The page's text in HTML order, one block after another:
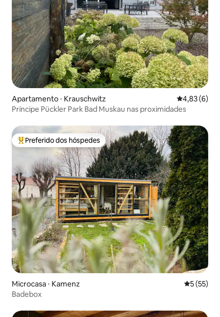
Apartamento ⋅ Krauschwitz 4,83 de uma
4,83 (6)
Príncipe Pückler Park Bad Muskau nas proximidades
Entre os melhores preferidos dos hóspedes
Preferido dos hóspedes
Microcasa ⋅ Kamenz 5 de uma
5 (55)
Badebox